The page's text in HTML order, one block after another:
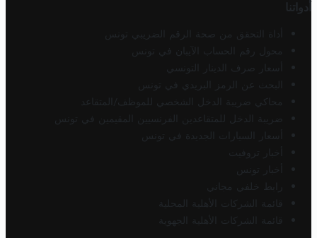
أدواتنا
أداة التحقق من صحة الرقم الضريبي تونس
محول رقم الحساب الآيبان في تونس
أسعار صرف الدينار التونسي
البحث عن الرمز البريدي في تونس
محاكي ضريبة الدخل الشخصي للموظف/المتقاعد
ضريبة الدخل للمتقاعدين الفرنسيين المقيمين في تونس
أسعار السيارات الجديدة في تونس
أخبار تروفيت
أخبار تونس
رابط خلفي مجاني
قائمة الشركات الأهلية المحلية
قائمة الشركات الأهلية الجهوية